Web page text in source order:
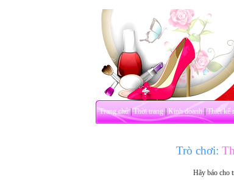
Trang chủ|Thời trang|Kinh doanh|Thiết kế
Trò chơi:
Hãy báo cho